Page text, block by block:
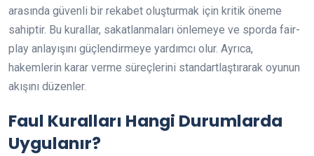
arasında güvenli bir rekabet oluşturmak için kritik öneme
sahiptir. Bu kurallar, sakatlanmaları önlemeye ve sporda fair-
play anlayışını güçlendirmeye yardımcı olur. Ayrıca,
hakemlerin karar verme süreçlerini standartlaştırarak oyunun
akışını düzenler.
Faul Kuralları Hangi Durumlarda
Uygulanır?